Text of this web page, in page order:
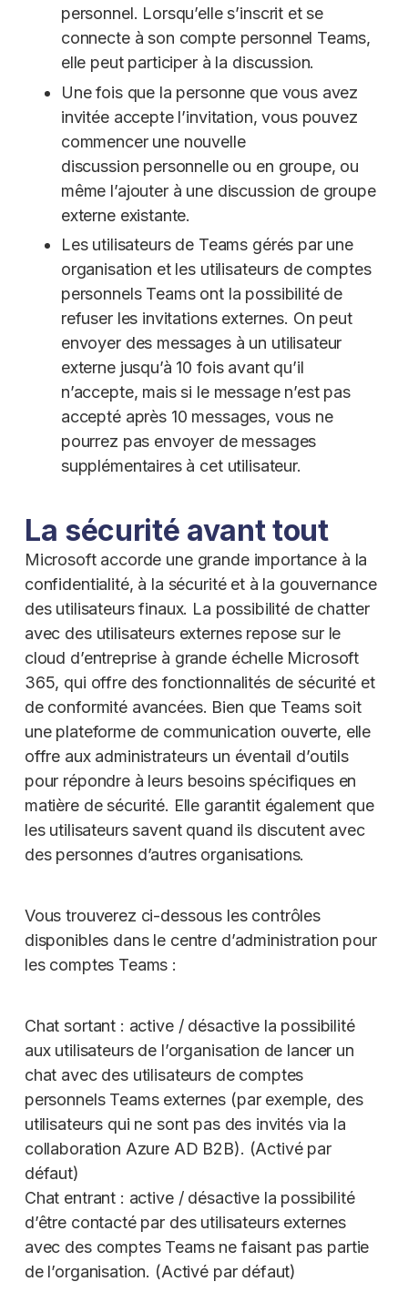
personnel. Lorsqu’elle s’inscrit et se
connecte à son compte personnel Teams,
elle peut participer à la discussion.
Une fois que la personne que vous avez
invitée accepte l’invitation, vous pouvez
commencer une nouvelle
discussion personnelle ou en groupe, ou
même l’ajouter à une discussion de groupe
externe existante.
Les utilisateurs de Teams gérés par une
organisation et les utilisateurs de comptes
personnels Teams ont la possibilité de
refuser les invitations externes. On peut
envoyer des messages à un utilisateur
externe jusqu’à 10 fois avant qu’il
n’accepte, mais si le message n’est pas
accepté après 10 messages, vous ne
pourrez pas envoyer de messages
supplémentaires à cet utilisateur.
La sécurité avant tout
Microsoft accorde une grande importance à la
confidentialité, à la sécurité et à la gouvernance
des utilisateurs finaux. La possibilité de chatter
avec des utilisateurs externes repose sur le
cloud d’entreprise à grande échelle Microsoft
365, qui offre des fonctionnalités de sécurité et
de conformité avancées. Bien que Teams soit
une plateforme de communication ouverte, elle
offre aux administrateurs un éventail d’outils
pour répondre à leurs besoins spécifiques en
matière de sécurité. Elle garantit également que
les utilisateurs savent quand ils discutent avec
des personnes d’autres organisations.
Vous trouverez ci-dessous les contrôles
disponibles dans le centre d’administration pour
les comptes Teams :
Chat sortant : active / désactive la possibilité
aux utilisateurs de l’organisation de lancer un
chat avec des utilisateurs de comptes
personnels Teams externes (par exemple, des
utilisateurs qui ne sont pas des invités via la
collaboration Azure AD B2B). (Activé par
défaut)
Chat entrant : active / désactive la possibilité
d’être contacté par des utilisateurs externes
avec des comptes Teams ne faisant pas partie
de l’organisation. (Activé par défaut)